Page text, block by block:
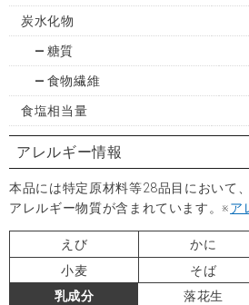
炭水化物
糖質
食物繊維
食塩相当量
アレルギー情報
本品には特定原材料等28品目において
アレルギー物質が含まれています。※ア
えび かに
小麦
そば
乳成分
落花生